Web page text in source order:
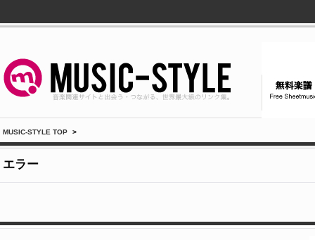
MUSIC-STYLE TOP >
エラー